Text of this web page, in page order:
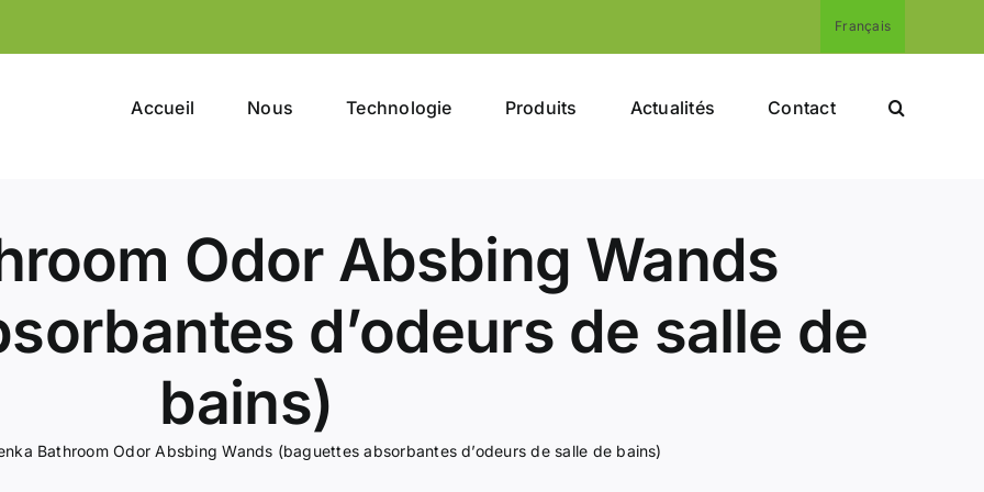
Français
Accueil Nous Technologie Produits Actualités Contact
Odor Absbing Wands
d’odeurs de salle de
bains)
Bathroom Odor Absbing Wands (baguettes absorbantes d’odeurs de salle de bains)